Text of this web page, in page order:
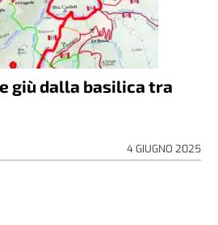
giù dalla basilica tra
4 GIUGNO 2025